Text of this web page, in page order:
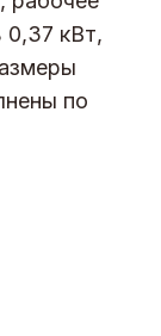
кВт,
по